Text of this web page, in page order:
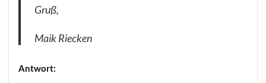
Gruß,
Maik Riecken
Ant­wort: